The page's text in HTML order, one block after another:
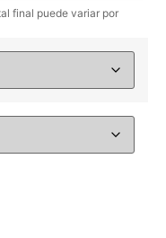
final puede variar por